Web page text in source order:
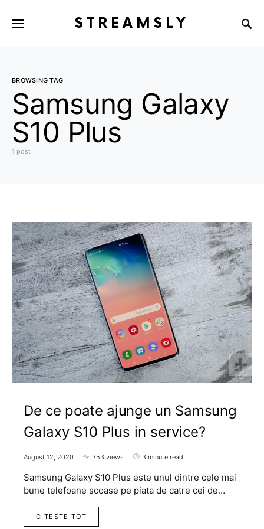
STREAMSLY
BROWSING TAG
Samsung Galaxy
S10 Plus
1 post
De ce poate ajunge un Samsung
Galaxy S10 Plus in service?
August 12, 2020 353 views 3 minute read
Samsung Galaxy S10 Plus este unul dintre cele mai
bune telefoane scoase pe piata de catre cei de…
CITESTE TOT